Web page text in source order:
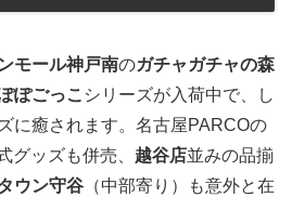
モール神戸南のガチャガチャの森
ぽごっこ シリーズが入荷中で、し
に癒されます。名古屋PARCOの
グッズも併売、 越谷店並みの品揃
ウン守谷 （中部寄り）も意外と在